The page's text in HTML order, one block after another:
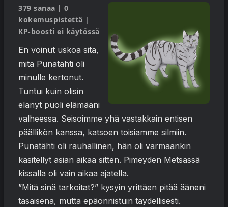
379 sanaa | 0
kokemuspistettä |
KP-boosti ei käytössä
En voinut uskoa sitä,
mitä Punatähti oli
minulle kertonut.
Tuntui kuin olisin
elänyt puoli elämääni
valheessa. Seisoimme yhä vastakkain entisen
päällikön kanssa, katsoen toisiamme silmiin.
Punatähti oli rauhallinen, hän oli varmaankin
käsitellyt asian aikaa sitten. Pimeyden Metsässä
kissalla oli vain aikaa ajatella.
”Mitä sinä tarkoitat?” kysyin yrittäen pitää ääneni
tasaisena, mutta epäonnistuin täydellisesti.